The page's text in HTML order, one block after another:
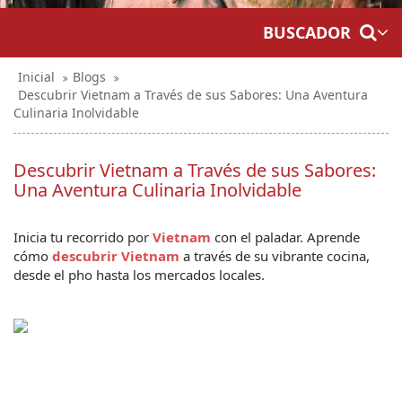
BUSCADOR
Inicial
Blogs
Descubrir Vietnam a Través de sus Sabores: Una Aventura
Culinaria Inolvidable
Descubrir Vietnam a Través de sus Sabores:
Una Aventura Culinaria Inolvidable
Inicia tu recorrido por Vietnam con el paladar. Aprende
cómo descubrir Vietnam a través de su vibrante cocina,
desde el pho hasta los mercados locales.